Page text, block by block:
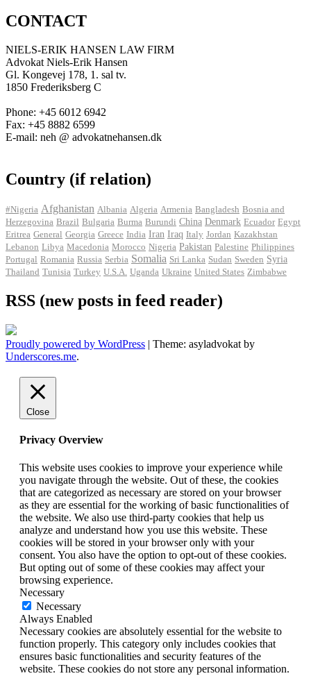
CONTACT
NIELS-ERIK HANSEN LAW FIRM
Advokat Niels-Erik Hansen
Gl. Kongevej 178, 1. sal tv.
1850 Frederiksberg C
Phone: +45 6012 6942
Fax: +45 8882 6599
E-mail: neh @ advokatnehansen.dk
Country (if relation)
#Nigeria Afghanistan Albania Algeria Armenia Bangladesh Bosnia and
Herzegovina Brazil Bulgaria Burma Burundi China Denmark Ecuador Egypt
Eritrea General Georgia Greece India Iran Iraq Italy Jordan Kazakhstan
Lebanon Libya Macedonia Morocco Nigeria Pakistan Palestine Philippines
Portugal Romania Russia Serbia Somalia Sri Lanka Sudan Sweden Syria
Thailand Tunisia Turkey U.S.A. Uganda Ukraine United States Zimbabwe
RSS (new posts in feed reader)
Proudly powered by WordPress | Theme: asyladvokat by
Underscores.me.
Close
Privacy Overview
This website uses cookies to improve your experience while
you navigate through the website. Out of these, the cookies
that are categorized as necessary are stored on your browser
as they are essential for the working of basic functionalities of
the website. We also use third-party cookies that help us
analyze and understand how you use this website. These
cookies will be stored in your browser only with your
consent. You also have the option to opt-out of these cookies.
But opting out of some of these cookies may affect your
browsing experience.
Necessary
Necessary
Always Enabled
Necessary cookies are absolutely essential for the website to
function properly. This category only includes cookies that
ensures basic functionalities and security features of the
website. These cookies do not store any personal information.